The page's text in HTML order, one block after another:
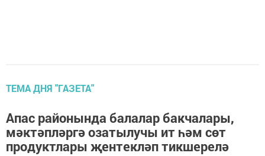
ТЕМА ДНЯ "ГАЗЕТА"
Апас районында балалар бакчалары,
мәктәпләргә озатылучы ит һәм сөт
продуктлары җентекләп тикшерелә